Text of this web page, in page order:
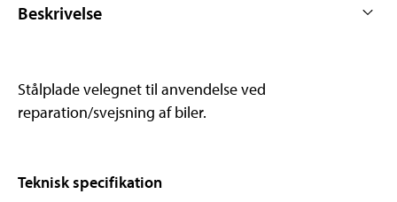
Beskrivelse
Stålplade velegnet til anvendelse ved
reparation/svejsning af biler.
Teknisk specifikation